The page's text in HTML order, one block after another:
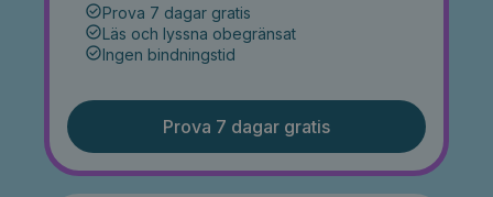
Prova 7 dagar gratis
Läs och lyssna obegränsat
Ingen bindningstid
Prova 7 dagar gratis